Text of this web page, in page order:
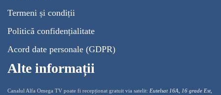
Termeni și condiții
Politică confidențialitate
Acord date personale (GDPR)
Alte informații
Canalul Alfa Omega TV poate fi recepționat gratuit via satelit: Eutelsat 16A, 16 grade Est,